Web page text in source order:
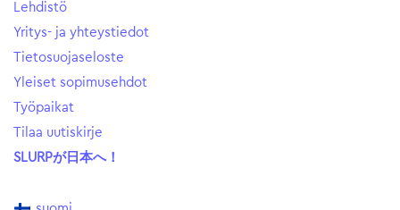
Lehdistö
Yritys- ja yhteystiedot
Tietosuojaseloste
Yleiset sopimusehdot
Työpaikat
Tilaa uutiskirje
SLURPが日本へ！